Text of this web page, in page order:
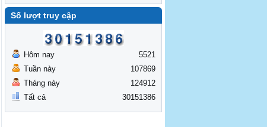
Số lượt truy cập
Hôm nay
Tuần này
Tháng này
Tất cả
5521
107869
124912
30151386